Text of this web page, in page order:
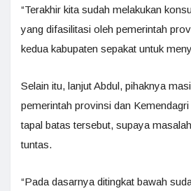
“Terakhir kita sudah melakukan
yang difasilitasi oleh pemerintah
kedua kabupaten sepakat untuk
Selain itu, lanjut Abdul, pihaknya
pemerintah provinsi dan
tapal batas tersebut, supaya
tuntas.
“Pada dasarnya ditingkat bawah